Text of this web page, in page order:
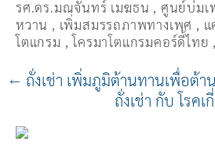
รศ.ดร.มณจันทร์ เมฆธน , ศูนย์บ่มเ
หวาน , เพิ่มสมรรถภาพทางเพศ ,
โตแกรม ,โครมาโตแกรมคอร์ดี้ไทย
← ถั่งเช่า เพิ่มภูมิต้านทานเพื่อต้า
ถั่งเช่า กับ โรค